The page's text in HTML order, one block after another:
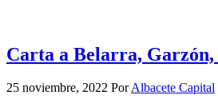
Carta a Belarra,
25 noviembre, 2022 PorAlbacete Capital